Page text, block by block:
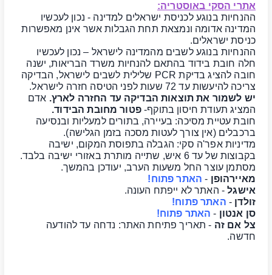
אתרי הסקי באוסטריה:
ההנחיות בנוגע לכניסת ישראלים למדינה - נכון לעכשיו
המדינה אדומה ונמצאת תחת הגבלות אשר אינן מאפשרות
כניסת ישראלים.
ההנחיות בנוגע לשבים מהמדינה לישראל – נכון לעכשיו
חלה חובת בידוד בהתאם להנחיות משרד הבריאות, ישנה
חובה להציג בדיקת PCR שלילית לשבים לישראל, הבדיקה
צריכה להיעשות עד 72 שעות לפני הטיסה חזרה לישראל.
יש לשמור את תוצאות הבדיקה עד החזרה לארץ. אדם
המציג תעודת חיסון בתוקף-פטור מחובת הבידוד.
חובת עטיית מסיכה: בעיירה, בתורים למעליות ובנסיעה
ברכבלים (אין צורך לעטות מסכה בזמן הגלישה).
מדיניות אפר'ה סקי: הגבלה בתפוסת המקום, ישיבה
בקבוצות של עד 6 איש, שתייה מותרת באזורי ישיבה בלבד.
מסתמן עוצר החל משעות הערב, יעודכן בהמשך.
מאיירהופן - האתר פתוח!
אישגל- האתר לא ייפתח העונה.
זולדן - האתר פתוח!
סן אנטון - האתר פתוח!
צל אם זה - תאריך פתיחת האתר: נדחה עד להודעה
חדשה.